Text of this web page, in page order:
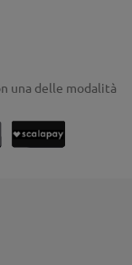
una delle modalità